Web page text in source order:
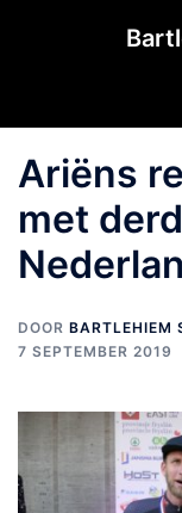
Ariëns
met
DOOR BARTLEHIEM
7 SEPTEMBER 2019